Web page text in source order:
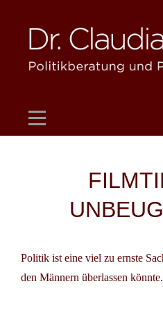
content
Politik ist eine viel zu ernste
den Männern überlassen
Beitragsnavigation